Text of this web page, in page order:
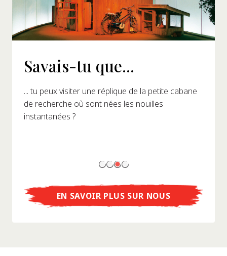
Savais-tu que...
... tu peux visiter une réplique de la petite cabane
de recherche où sont nées les nouilles
instantanées ?
EN SAVOIR PLUS SUR NOUS